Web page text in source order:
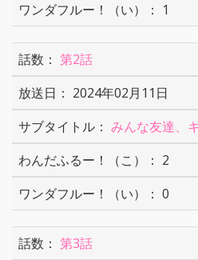
1
第2話
2024年02月11日
みんな友達、
2
0
第3話